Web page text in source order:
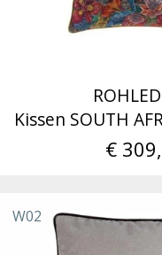
Kissen SOUTH
€
W02